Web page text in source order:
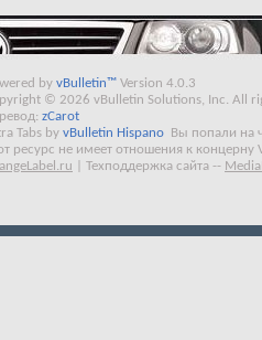
by vBulletin™ Version 4.0.3
© 2026 vBulletin Solutions, Inc. All
zCarot
Tabs by vBulletin Hispano
Вы попали на
ресурс не имеет отношения к концерну
Техподдержка сайта --